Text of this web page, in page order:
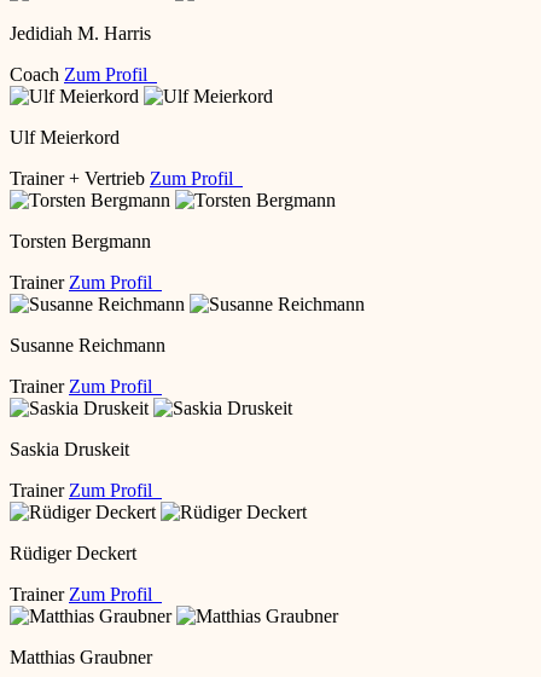
Jedidiah M. Harris
Coach Zum Profil
Ulf Meierkord
Trainer + Vertrieb Zum Profil
Torsten Bergmann
Trainer Zum Profil
Susanne Reichmann
Trainer Zum Profil
Saskia Druskeit
Trainer Zum Profil
Rüdiger Deckert
Trainer Zum Profil
Matthias Graubner